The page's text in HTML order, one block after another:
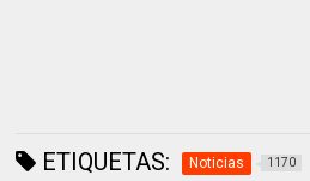
ETIQUETAS: Noticias 1170